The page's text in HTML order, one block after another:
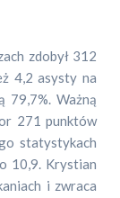
zdobył 312
4,2 asysty na
79,7%. Ważną
271 punktów
statystykach
10,9. Krystian
i zwraca